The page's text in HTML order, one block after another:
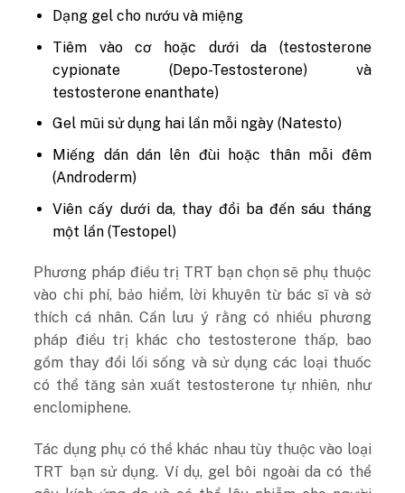
Dạng gel cho nướu và miệng
Tiêm vào cơ hoặc dưới da (testosterone
cypionate (Depo-Testosterone) và
testosterone enanthate)
Gel mũi sử dụng hai lần mỗi ngày (Natesto)
Miếng dán dán lên đùi hoặc thân mỗi đêm
(Androderm)
Viên cấy dưới da, thay đổi ba đến sáu tháng
một lần (Testopel)
Phương pháp điều trị TRT bạn chọn sẽ phụ thuộc
vào chi phí, bảo hiểm, lời khuyên từ bác sĩ và sở
thích cá nhân. Cần lưu ý rằng có nhiều phương
pháp điều trị khác cho testosterone thấp, bao
gồm thay đổi lối sống và sử dụng các loại thuốc
có thể tăng sản xuất testosterone tự nhiên, như
enclomiphene.
Tác dụng phụ có thể khác nhau tùy thuộc vào loại
TRT bạn sử dụng. Ví dụ, gel bôi ngoài da có thể